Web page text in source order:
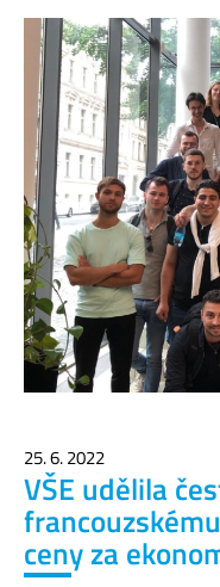
25. 6. 2022
VŠE udělila
ceny za